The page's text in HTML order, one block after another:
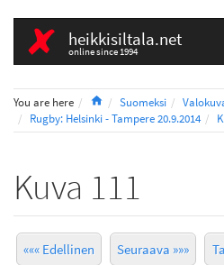
heikkisiltala.net
online since 1994
You are here HomeSuomeksi
Rugby: Helsinki - Tampere 20.9.2014
Kuva 111
««« Edellinen Seuraava »»»